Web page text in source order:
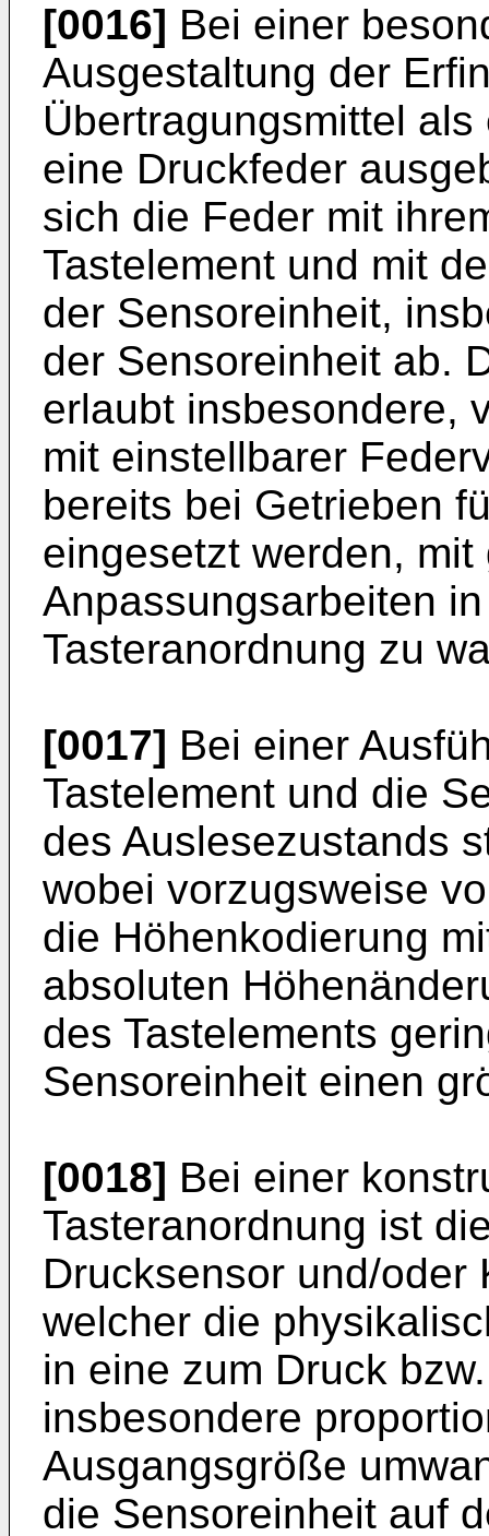
[0016] Bei einer
Ausgestaltung der
Übertragungsmittel
eine Druckfeder
sich die Feder mit
Tastelement und mit
der Sensoreinheit,
der Sensoreinheit ab.
erlaubt insbesondere,
mit einstellbarer
bereits bei Getrieben
eingesetzt werden, mit
Anpassungsarbeiten
Tasteranordnung zu
[0017] Bei einer
Tastelement und die
des Auslesezustands
wobei vorzugsweise
die Höhenkodierung
absoluten
des Tastelements
Sensoreinheit einen
[0018] Bei einer
Tasteranordnung ist
Drucksensor und/oder
welcher die
in eine zum Druck
insbesondere
Ausgangsgröße
die Sensoreinheit auf